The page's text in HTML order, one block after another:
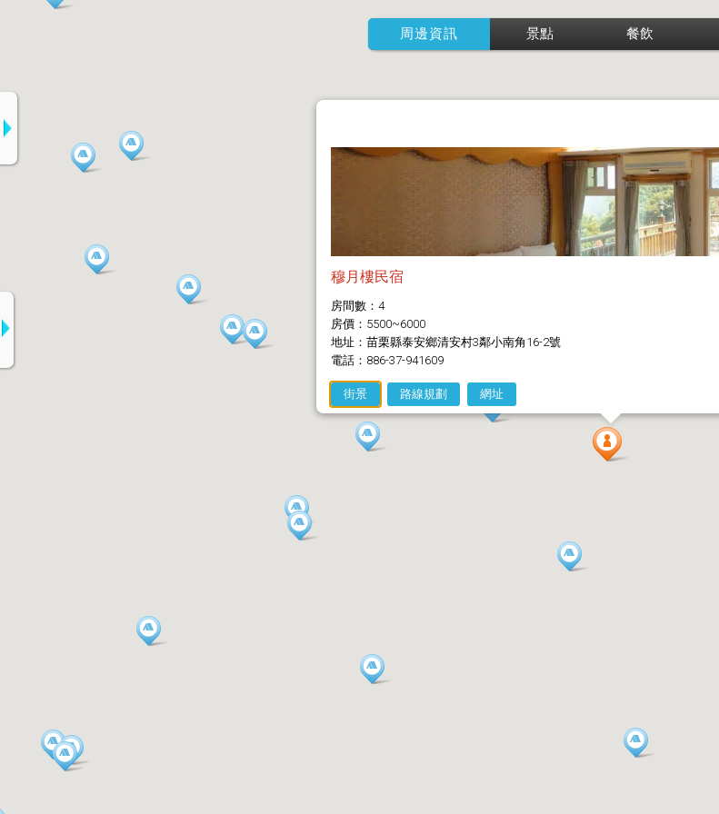
周邊資訊 景點 餐飲
穆月樓民宿
房間數：4
房價：5500~6000
地址：苗栗縣泰安鄉清安村3鄰小南角16-2號
電話：886-37-941609
街景 路線規劃 網址